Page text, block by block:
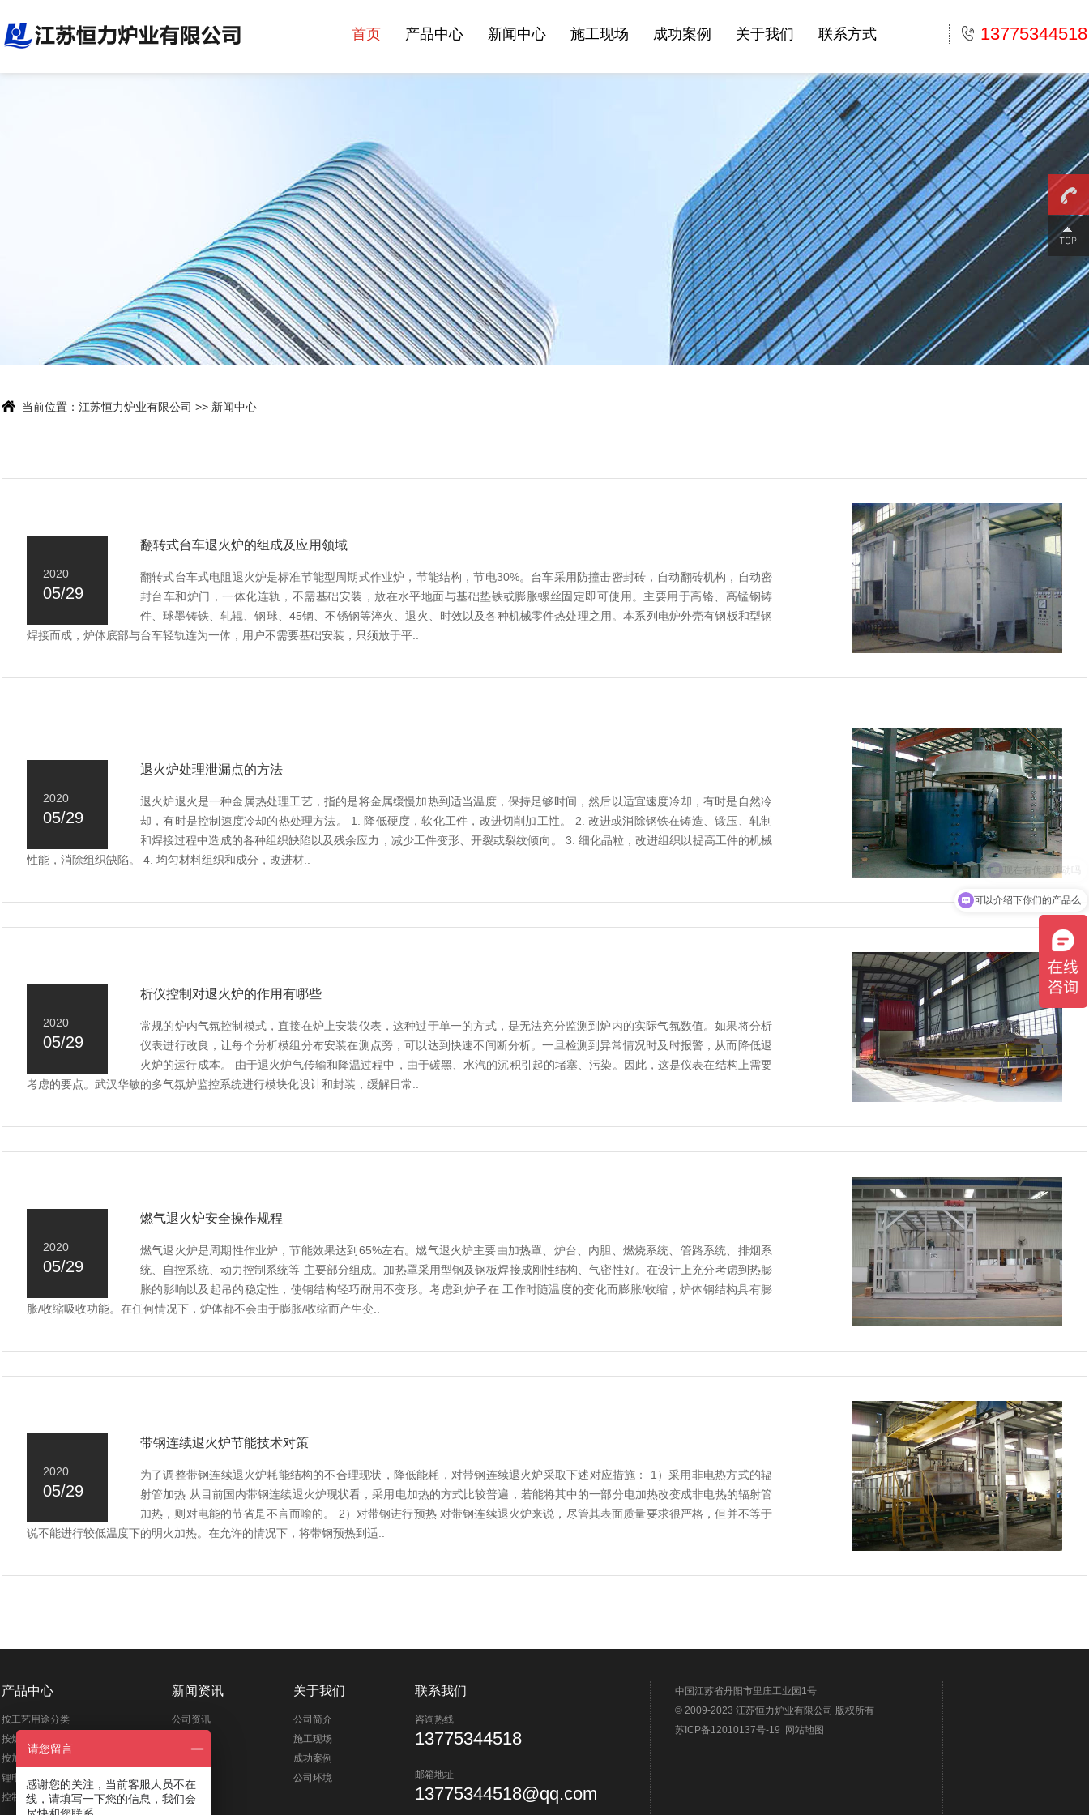
首页 产品中心 新闻中心 施工现场 成功案例 关于我们 联系方式 13775344518
当前位置： 江苏恒力炉业有限公司 >> 新闻中心
2020
05/29
翻转式台车退火炉的组成及应用领域
翻转式台车式电阻退火炉是标准节能型周期式作业炉，节能结构，节电30%。台车采用防撞击密封砖，自动翻砖机构，自动密
封台车和炉门，一体化连轨，不需基础安装，放在水平地面与基础垫铁或膨胀螺丝固定即可使用。主要用于高铬、高锰钢铸
件、球墨铸铁、轧辊、钢球、45钢、不锈钢等淬火、退火、时效以及各种机械零件热处理之用。本系列电炉外壳有钢板和型钢
焊接而成，炉体底部与台车轻轨连为一体，用户不需要基础安装，只须放于平..
2020
05/29
退火炉处理泄漏点的方法
退火炉退火是一种金属热处理工艺，指的是将金属缓慢加热到适当温度，保持足够时间，然后以适宜速度冷却，有时是自然冷
却，有时是控制速度冷却的热处理方法。 1. 降低硬度，软化工件，改进切削加工性。 2. 改进或消除钢铁在铸造、锻压、轧制
和焊接过程中造成的各种组织缺陷以及残余应力，减少工件变形、开裂或裂纹倾向。 3. 细化晶粒，改进组织以提高工件的机械
性能，消除组织缺陷。 4. 均匀材料组织和成分，改进材..
2020
05/29
析仪控制对退火炉的作用有哪些
常规的炉内气氛控制模式，直接在炉上安装仪表，这种过于单一的方式，是无法充分监测到炉内的实际气氛数值。如果将分析
仪表进行改良，让每个分析模组分布安装在测点旁，可以达到快速不间断分析。一旦检测到异常情况时及时报警，从而降低退
火炉的运行成本。 由于退火炉气传输和降温过程中，由于碳黑、水汽的沉积引起的堵塞、污染。因此，这是仪表在结构上需要
考虑的要点。武汉华敏的多气氛炉监控系统进行模块化设计和封装，缓解日常..
2020
05/29
燃气退火炉安全操作规程
燃气退火炉是周期性作业炉，节能效果达到65%左右。燃气退火炉主要由加热罩、炉台、内胆、燃烧系统、管路系统、排烟系
统、自控系统、动力控制系统等 主要部分组成。加热罩采用型钢及钢板焊接成刚性结构、气密性好。在设计上充分考虑到热膨
胀的影响以及起吊的稳定性，使钢结构轻巧耐用不变形。考虑到炉子在 工作时随温度的变化而膨胀/收缩，炉体钢结构具有膨
胀/收缩吸收功能。在任何情况下，炉体都不会由于膨胀/收缩而产生变..
2020
05/29
带钢连续退火炉节能技术对策
为了调整带钢连续退火炉耗能结构的不合理现状，降低能耗，对带钢连续退火炉采取下述对应措施： 1）采用非电热方式的辐
射管加热 从目前国内带钢连续退火炉现状看，采用电加热的方式比较普遍，若能将其中的一部分电加热改变成非电热的辐射管
加热，则对电能的节省是不言而喻的。 2）对带钢进行预热 对带钢连续退火炉来说，尽管其表面质量要求很严格，但并不等于
说不能进行较低温度下的明火加热。在允许的情况下，将带钢预热到适..
产品中心
按工艺用途分类
按炉型结构分类
按加热介质分类
锂电行业焙烧
控制系统
新闻资讯
公司资讯
关于我们
公司简介
施工现场
成功案例
公司环境
联系我们
咨询热线
13775344518
邮箱地址
13775344518@qq.com
中国江苏省丹阳市里庄工业园1号
© 2009-2023 江苏恒力炉业有限公司 版权所有
苏ICP备12010137号-19
网站地图
可以介绍下你们的产品么
请您留言
感谢您的关注，当前客服人员不在
线，请填写一下您的信息，我们会